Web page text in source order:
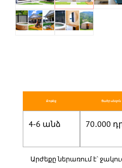
Քոթեջ Ցածր սեզոն
4-6 անձ 70․000
Արժեքը ներառում է՝